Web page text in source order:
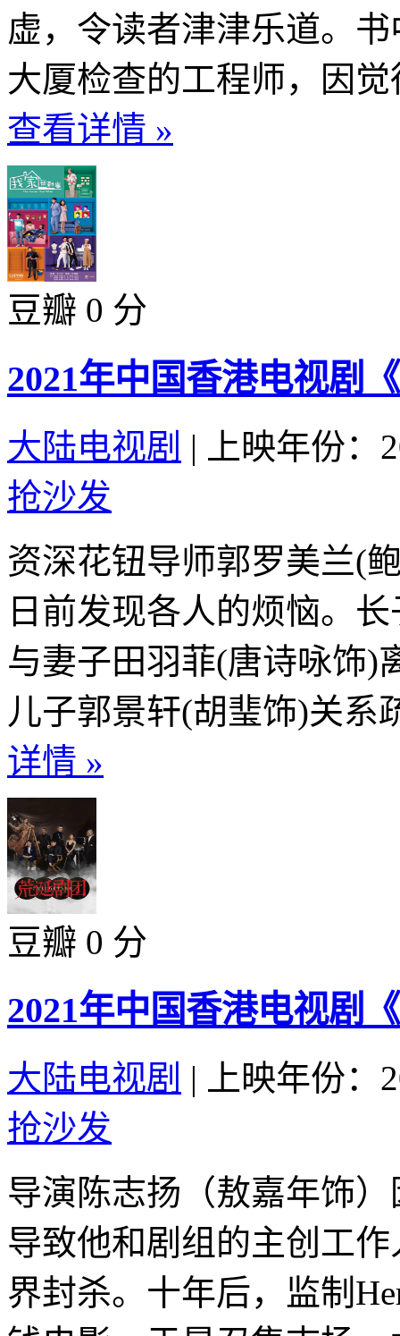
虚，令读者津津乐道。
大厦检查的工程师，因
查看详情 »
豆瓣 0 分
2021年中国香港电视剧
大陆电视剧 |
上映年份：
抢沙发
资深花钮导师郭罗美兰(
日前发现各人的烦恼。
与妻子田羽菲(唐诗咏饰)
儿子郭景轩(胡㻗饰)关
详情 »
豆瓣 0 分
2021年中国香港电视剧
大陆电视剧 |
上映年份：
抢沙发
导演陈志扬（敖嘉年饰
导致他和剧组的主创工
界封杀。十年后，监制